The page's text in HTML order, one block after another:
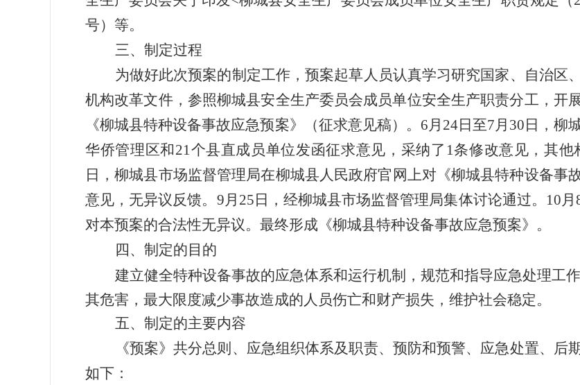
号）等。
三、制定过程
为做好此次预案的制定工作，预案起草人员认真学习研究国家、自治区
机构改革文件，参照柳城县安全生产委员会成员单位安全生产职责分工， 开
《柳城县特种设备事故应急预案》（征求意见稿）。 6月 24日至7月 30 日，柳
华侨管理区和21个县直成员单位发函征求意见，采纳了 1条修改意见，其他
日，柳城县市场监督管理局在柳城县人民政府官 网上对《柳城县特种设备事
意见， 无异议反馈。 9月 25 日，经柳城县市场监督管理局集体讨论通过。 10月
对本预案的合法性无异议。最终形成 《柳城县特种设备事故应急预案》。
四、制定的目 的
建立健全特种设备事故的应急体系和运行机制，规范和指导应急处理工
其危害，最大限度减少事故造成的人员伤亡和财产损失，维护社会稳定。
五、 制定的主要内容
《预案》共分总则、应急组织体系及职责、预防和预警、应急处置、
如下：